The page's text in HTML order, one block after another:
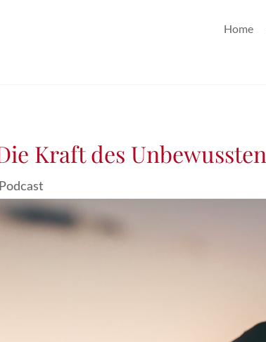
Home
Kraft des Unbewussten
Podcast